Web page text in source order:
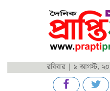
রবিবার | ৯ আগস্ট,